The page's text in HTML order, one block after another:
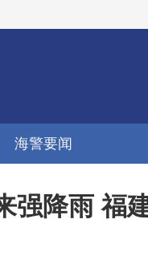
海警要闻
强降雨 福